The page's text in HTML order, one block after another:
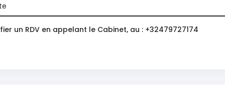
un RDV en appelant le Cabinet, au : +32479727174